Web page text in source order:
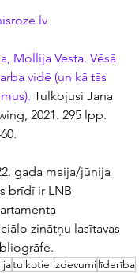
Mollija Vesta. Vēsā
vidē (un kā tās
Tulkojusi Jana
2021. 295 lpp.
gada maija/jūnija
brīdī ir LNB
zinātņu lasītavas
tulkotie izdevumilīderība